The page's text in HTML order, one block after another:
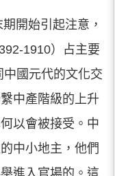
開始引起注意，
1910）占主要
國元代的文化交
中產階級的上升
以會被接受。中
中小地主，他們
進入官場的。這